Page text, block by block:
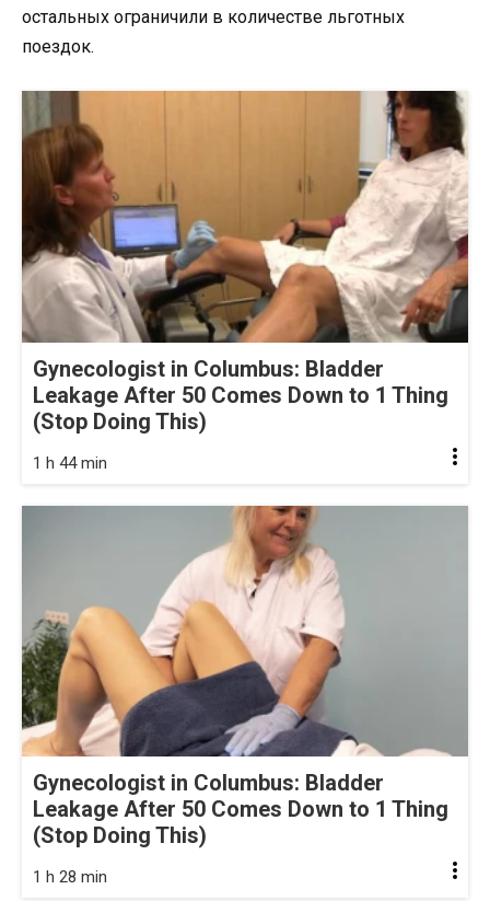
остальных ограничили в количестве льготных
поездок.
Gynecologist in Columbus: Bladder
Leakage After 50 Comes Down to 1 Thing
(Stop Doing This)
1 h 44 min
Gynecologist in Columbus: Bladder
Leakage After 50 Comes Down to 1 Thing
(Stop Doing This)
1 h 28 min